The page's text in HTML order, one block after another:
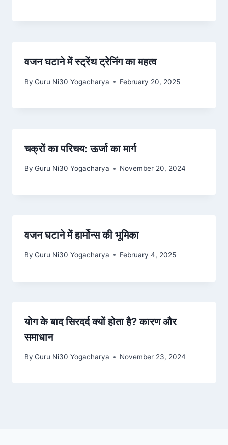
वजन घटाने में स्ट्रेंथ ट्रेनिंग का महत्व
By Guru Ni30 Yogacharya February 20, 2025
चक्रों का परिचय: ऊर्जा का मार्ग
By Guru Ni30 Yogacharya November 20, 2024
वजन घटाने में हार्मोन्स की भूमिका
By Guru Ni30 Yogacharya February 4, 2025
योग के बाद सिरदर्द क्यों होता है? कारण और
समाधान
By Guru Ni30 Yogacharya November 23, 2024